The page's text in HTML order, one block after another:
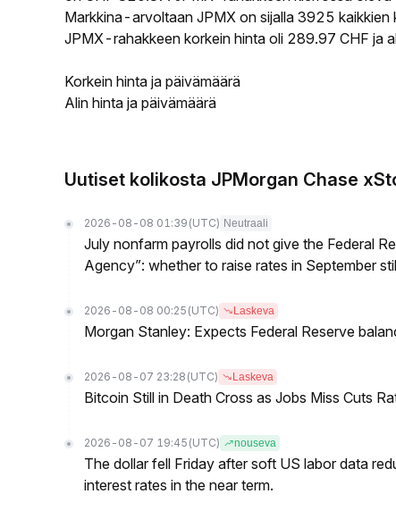
Markkina-arvoltaan JPMX on sijalla 3925
JPMX-rahakkeen korkein hinta oli 289.97 CHF ja
Korkein hinta ja päivämäärä
Alin hinta ja päivämäärä
Uutiset kolikosta JPMorgan Chase
2026-08-08 01:39 (UTC) Neutraali
July nonfarm payrolls did not give the Federal
Agency”: whether to raise rates in September
2026-08-08 00:25 (UTC) Laskeva
Morgan Stanley: Expects Federal Reserve
2026-08-07 23:28 (UTC) Laskeva
Bitcoin Still in Death Cross as Jobs Miss Cuts
2026-08-07 19:45 (UTC) nouseva
The dollar fell Friday after soft US labor data
interest rates in the near term.